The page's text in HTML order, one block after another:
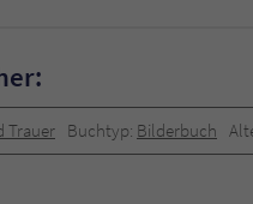
Trauer Buchtyp: Bilderbuch